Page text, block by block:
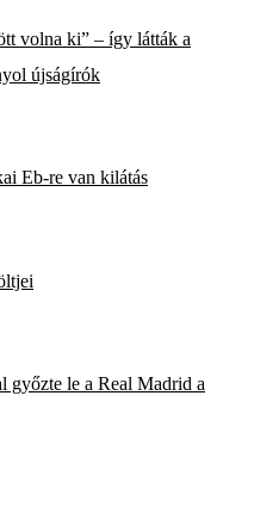
volna ki” – így látták a
újságírók
Eb-re van kilátás
le a Real Madrid a